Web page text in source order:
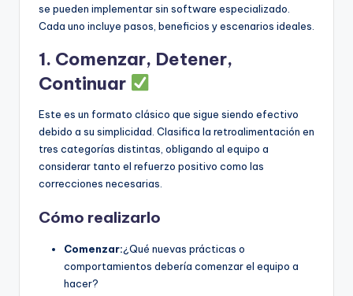
se pueden implementar sin software especializado.
Cada uno incluye pasos, beneficios y escenarios ideales.
1. Comenzar, Detener,
Continuar
Este es un formato clásico que sigue siendo efectivo
debido a su simplicidad. Clasifica la retroalimentación en
tres categorías distintas, obligando al equipo a
considerar tanto el refuerzo positivo como las
correcciones necesarias.
Cómo realizarlo
Comenzar:¿Qué nuevas prácticas o
comportamientos debería comenzar el equipo a
hacer?